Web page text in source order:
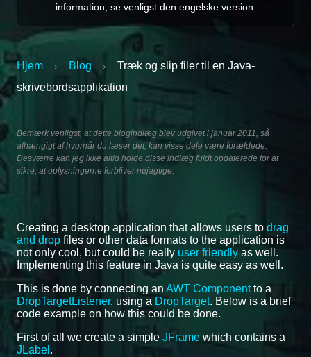
information, se venligst den engelske version.
Hjem › Blog ›
Træk og slip filer til en Java-
skrivebordsapplikation
Bemærk venligst, at dette blogindlæg blev udgivet i januar 2011, så
afhængigt af hvornår du læser det, kan visse dele være forældede.
Desværre kan jeg ikke altid holde disse indlæg fuldt opdaterede for at
sikre, at oplysningerne forbliver nøjagtige.
Creating a desktop application that allows users to drag
and drop files or other data formats to the application is
not only cool, but could be really user friendly as well.
Implementing this feature in Java is quite easy as well.
This is done by connecting an AWT Componentto a
DropTargetListener, using a DropTarget. Below is a brief
code example on how this could be done.
First of all we create a simple JFrame which contains a
JLabel .